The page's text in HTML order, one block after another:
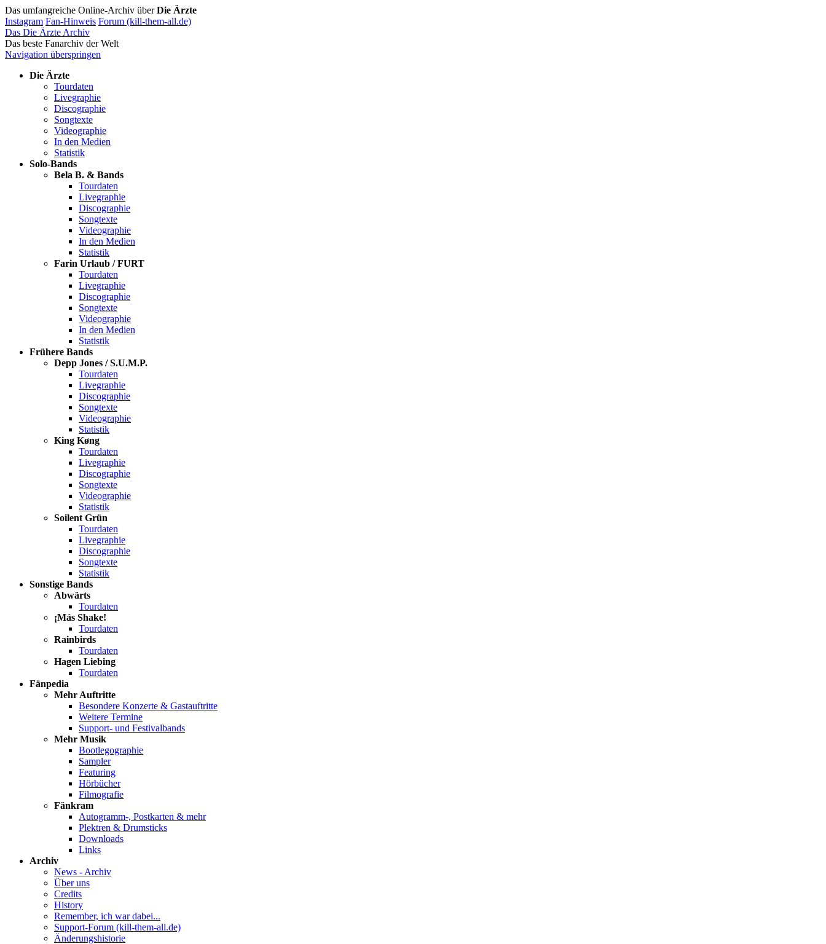
Das umfangreiche Online-Archiv überDie Ärzte
Instagram Fan-Hinweis Forum (kill-them-all.de)
Das Die Ärzte Archiv
Das beste Fanarchiv der Welt
Navigation überspringen
Die Ärzte
Tourdaten
Livegraphie
Discographie
Songtexte
Videographie
In den Medien
Statistik
Solo-Bands
Bela B. & Bands
Tourdaten
Livegraphie
Discographie
Songtexte
Videographie
In den Medien
Statistik
Farin Urlaub / FURT
Tourdaten
Livegraphie
Discographie
Songtexte
Videographie
In den Medien
Statistik
Frühere Bands
Depp Jones / S.U.M.P.
Tourdaten
Livegraphie
Discographie
Songtexte
Videographie
Statistik
King Køng
Tourdaten
Livegraphie
Discographie
Songtexte
Videographie
Statistik
Soilent Grün
Tourdaten
Livegraphie
Discographie
Songtexte
Statistik
Sonstige Bands
Abwärts
Tourdaten
¡Más Shake!
Tourdaten
Rainbirds
Tourdaten
Hagen Liebing
Tourdaten
Fänpedia
Mehr Auftritte
Besondere Konzerte & Gastauftritte
Weitere Termine
Support- und Festivalbands
Mehr Musik
Bootlegographie
Sampler
Featuring
Hörbücher
Filmografie
Fänkram
Autogramm-, Postkarten & mehr
Plektren & Drumsticks
Downloads
Links
Archiv
News - Archiv
Über uns
Credits
History
Remember, ich war dabei...
Support-Forum (kill-them-all.de)
Änderungshistorie